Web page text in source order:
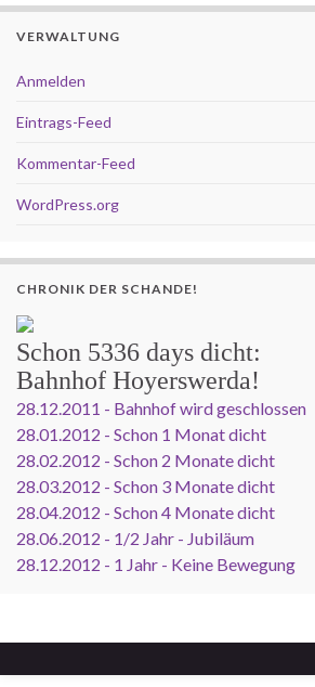
VERWALTUNG
Anmelden
Eintrags-Feed
Kommentar-Feed
WordPress.org
CHRONIK DER SCHANDE!
Schon 5336 days dicht:
Bahnhof Hoyerswerda!
28.12.2011 - Bahnhof wird geschlossen
28.01.2012 - Schon 1 Monat dicht
28.02.2012 - Schon 2 Monate dicht
28.03.2012 - Schon 3 Monate dicht
28.04.2012 - Schon 4 Monate dicht
28.06.2012 - 1/2 Jahr - Jubiläum
28.12.2012 - 1 Jahr - Keine Bewegung